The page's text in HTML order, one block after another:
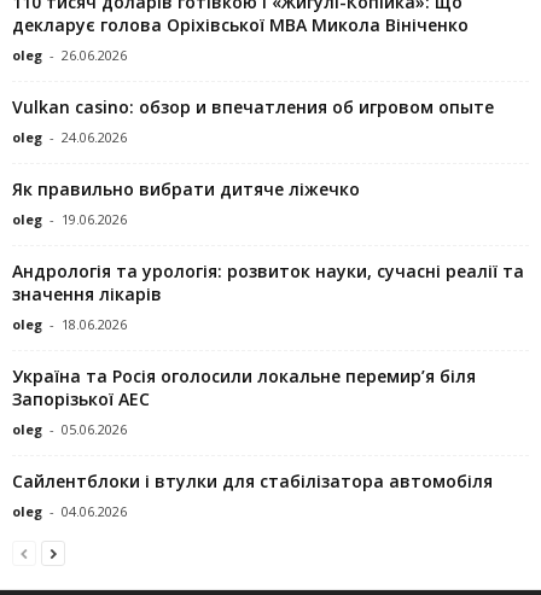
декларує голова Оріхівської МВА Микола Вініченко
oleg - 26.06.2026
Vulkan casino: обзор и впечатления об игровом опыте
oleg - 24.06.2026
Як правильно вибрати дитяче ліжечко
oleg - 19.06.2026
Андрологія та урологія: розвиток науки, сучасні реалії та
значення лікарів
oleg - 18.06.2026
Україна та Росія оголосили локальне перемир’я біля
Запорізької АЕС
oleg - 05.06.2026
Сайлентблоки і втулки для стабілізатора автомобіля
oleg - 04.06.2026